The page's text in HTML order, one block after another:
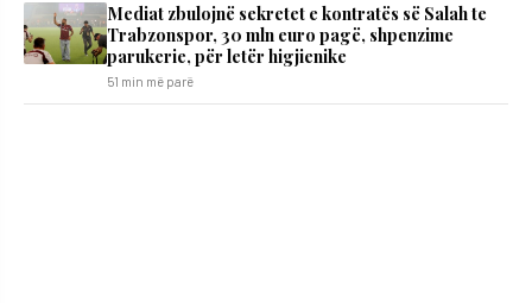
Mediat zbulojnë sekretet e kontratës së Salah te
Trabzonspor, 30 mln euro pagë, shpenzime
parukerie, për letër higjienike
51 min më parë